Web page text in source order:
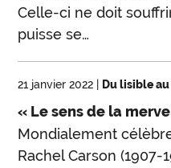
Celle-ci ne doit
puisse se…
21 janvier 2022 Du lisible
« Le sens de la
Mondialement
Rachel Carson